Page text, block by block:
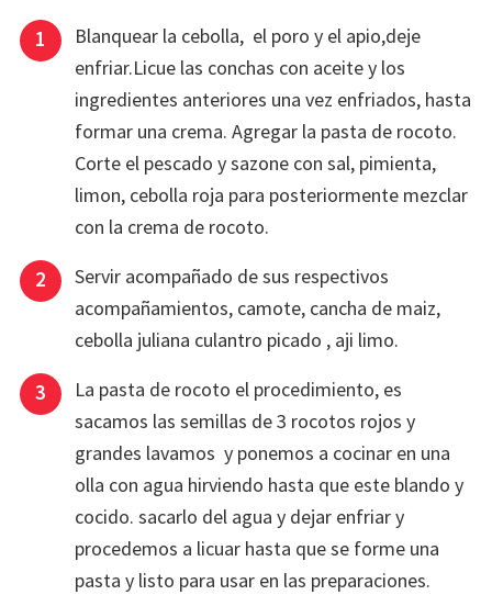
Blanquear la cebolla, el poro y el apio,deje
enfriar.Licue las conchas con aceite y los
ingredientes anteriores una vez enfriados, hasta
formar una crema. Agregar la pasta de rocoto.
Corte el pescado y sazone con sal, pimienta,
limon, cebolla roja para posteriormente mezclar
con la crema de rocoto.
Servir acompañado de sus respectivos
acompañamientos, camote, cancha de maiz,
cebolla juliana culantro picado , aji limo.
La pasta de rocoto el procedimiento, es
sacamos las semillas de 3 rocotos rojos y
grandes lavamos y ponemos a cocinar en una
olla con agua hirviendo hasta que este blando y
cocido. sacarlo del agua y dejar enfriar y
procedemos a licuar hasta que se forme una
pasta y listo para usar en las preparaciones.